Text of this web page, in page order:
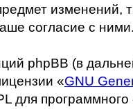
изменений,
согласие с ними.
phpBB (в
«GNU
для программного